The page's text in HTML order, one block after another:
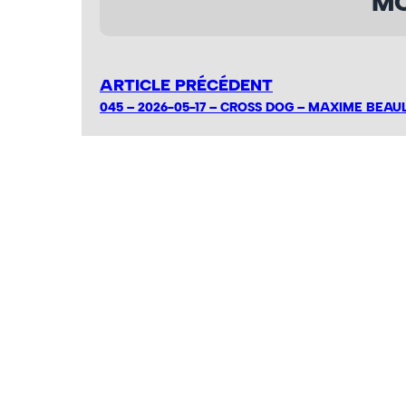
ARTICLE PRÉCÉDENT
045 – 2026-05-17 – CROSS DOG – MAXIME